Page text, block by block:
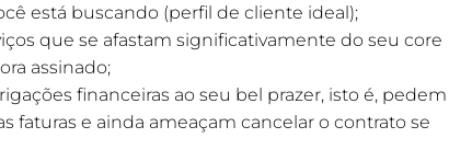
está buscando (perfil de cliente ideal);
que se afastam significativamente do seu core
assinado;
financeiras ao seu bel prazer, isto é, pedem
faturas e ainda ameaçam cancelar o contrato se